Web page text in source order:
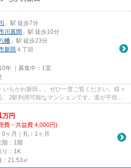
」駅 徒歩7分
川真間 」駅 徒歩10分
幡 」駅 徒歩23分
新田 ４丁目
年 ｜募集中： 1室
ちかわ新田」。ぜひ一度ご覧ください。様々
、2駅利用可能なマンションです。道が平坦だ
万円
費・共益費 4,000円)
0ヶ月｜礼：1ヶ月
階：1階
り：1K
：21.53㎡